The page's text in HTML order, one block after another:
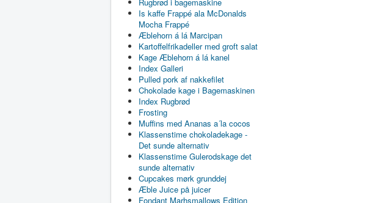
Is kaffe Frappé ala McDonalds
Mocha Frappé
Æblehorn á lá Marcipan
Kartoffelfrikadeller med groft salat
Kage Æblehorn á lá kanel
Index Galleri
Pulled pork af nakkefilet
Chokolade kage i Bagemaskinen
Index Rugbrød
Frosting
Muffins med Ananas a´la cocos
Klassenstime chokoladekage -
Det sunde alternativ
Klassenstime Gulerodskage det
sunde alternativ
Cupcakes mørk grunddej
Æble Juice på juicer
Fondant Marhsmallows Edition